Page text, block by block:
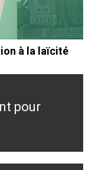
à la laïcité
pour